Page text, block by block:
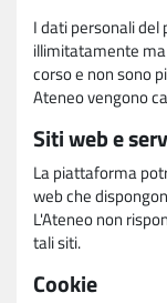
I dati personali
illimitatamente
corso e non sono
Ateneo vengono
Siti web e
La piattaforma
web che
L'Ateneo non
tali siti.
Cookie